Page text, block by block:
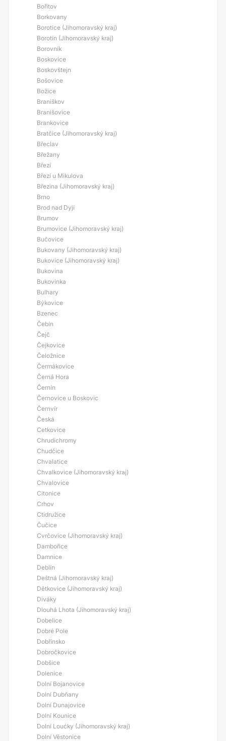
Bořitov
Borkovany
Borotice (Jihomoravský kraj)
Borotín (Jihomoravský kraj)
Borovník
Boskovice
Boskovštejn
Bošovice
Božice
Braniškov
Branišovice
Brankovice
Bratčice (Jihomoravský kraj)
Břeclav
Břežany
Březí
Březí u Mikulova
Březina (Jihomoravský kraj)
Brno
Brod nad Dyjí
Brumov
Brumovice (Jihomoravský kraj)
Bučovice
Bukovany (Jihomoravský kraj)
Bukovice (Jihomoravský kraj)
Bukovina
Bukovinka
Bulhary
Býkovice
Bzenec
Čebín
Čejč
Čejkovice
Čeložnice
Čermákovice
Černá Hora
Černín
Černovice u Boskovic
Černvír
Česká
Cetkovice
Chrudichromy
Chudčice
Chvalatice
Chvalkovice (Jihomoravský kraj)
Chvalovice
Citonice
Crhov
Ctidružice
Čučice
Cvrčovice (Jihomoravský kraj)
Dambořice
Damnice
Deblín
Deštná (Jihomoravský kraj)
Dětkovice (Jihomoravský kraj)
Diváky
Dlouhá Lhota (Jihomoravský kraj)
Dobelice
Dobré Pole
Dobřínsko
Dobročkovice
Dobšice
Dolenice
Dolní Bojanovice
Dolní Dubňany
Dolní Dunajovice
Dolní Kounice
Dolní Loućky (Jihomoravský kraj)
Dolní Věstonice